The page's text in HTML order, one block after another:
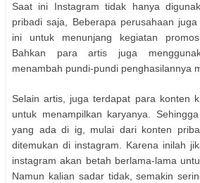
Saat ini Instagram tidak hanya
pribadi saja, Beberapa perusahaan
ini untuk menunjang kegiatan
Bahkan para artis juga
menambah pundi-pundi penghasilannya
Selain artis, juga terdapat para konten
untuk menampilkan karyanya.
yang ada di ig, mulai dari konten
ditemukan di instagram. Karena inilah
instagram akan betah berlama-lama
Namun kalian sadar tidak, semakin